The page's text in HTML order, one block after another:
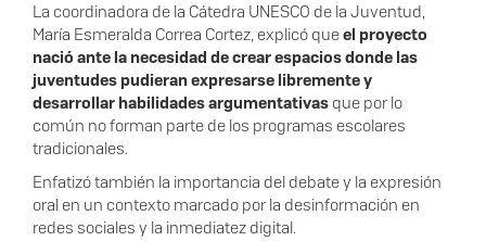
La coordinadora de la Cátedra UNESCO de la Juventud,
María Esmeralda Correa Cortez, explicó queel proyecto
nació ante la necesidad de crear espacios donde las
juventudes pudieran expresarse libremente y
desarrollar habilidades argumentativas que por lo
común no forman parte de los programas escolares
tradicionales.
Enfatizó también la importancia del debate y la expresión
oral en un contexto marcado por la desinformación en
redes sociales y la inmediatez digital.